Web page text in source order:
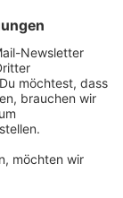
all diesem
Adele in
bereit
das
ganz neu